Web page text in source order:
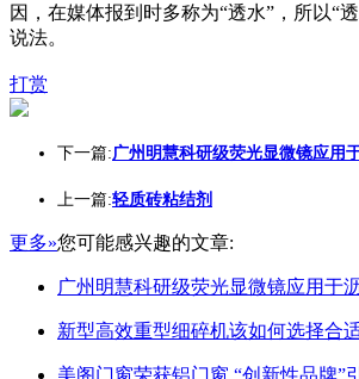
因，在媒体报到时多称为“透水”，所以“
说法。
打赏
下一篇:广州明慧科研级荧光显微镜应用
上一篇:轻质砖粘结剂
更多»您可能感兴趣的文章:
广州明慧科研级荧光显微镜应用于
新型高效重型细碎机该如何选择合
美阁门窗荣获铝门窗 “创新性品牌”